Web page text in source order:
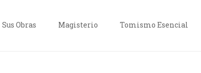
Sus Obras Magisterio Tomismo Esencial